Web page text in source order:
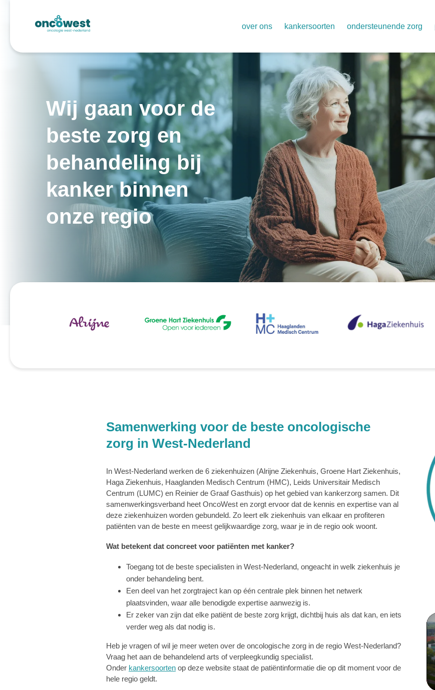
over ons
onze vertegenwoordigers
jaarverslagen
jaarplan 2026
cliëntenraden ziekenhuizen
regionaal trialnetwerk oncowest
kankersoorten
baarmoeder – baarmoederhals – eierstok
borst
darmen
hersenen
hoofd-hals
huidkanker (melanoom)
long
prostaat – blaas – nier – zaadbal
slokdarm – maag
ondersteunende zorg
klinisch onderzoek
palliatieve zorg
psychologische zorg
informatie en
Wij gaan voor de
beste zorg en
behandeling bij
kanker binnen
onze regio
Samenwerking voor de beste oncologische
zorg in West-Nederland
In West-Nederland werken de 6 ziekenhuizen (Alrijne Ziekenhuis, Groene Hart Ziekenhuis,
Haga Ziekenhuis, Haaglanden Medisch Centrum (HMC), Leids Universitair Medisch
Centrum (LUMC) en Reinier de Graaf Gasthuis) op het gebied van kankerzorg samen. Dit
samenwerkingsverband heet OncoWest en zorgt ervoor dat de kennis en expertise van al
deze ziekenhuizen worden gebundeld. Zo leert elk ziekenhuis van elkaar en profiteren
patiënten van de beste en meest gelijkwaardige zorg, waar je in de regio ook woont.
Wat betekent dat concreet voor patiënten met kanker?
Toegang tot de beste specialisten in West-Nederland, ongeacht in welk ziekenhuis je
onder behandeling bent.
Een deel van het zorgtraject kan op één centrale plek binnen het netwerk
plaatsvinden, waar alle benodigde expertise aanwezig is.
Er zeker van zijn dat elke patiënt de beste zorg krijgt, dichtbij huis als dat kan, en iets
verder weg als dat nodig is.
Heb je vragen of wil je meer weten over de oncologische zorg in de regio West-Nederland?
Vraag het aan de behandelend arts of verpleegkundig specialist.
Onder kankersoorten op deze website staat de patiëntinformatie die op dit moment voor de
hele regio geldt.